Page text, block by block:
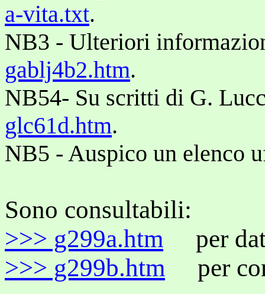
a-vita.txt.
NB3 - Ulteriori
gablj4b2.htm.
NB54- Su scritti di G.
glc61d.htm.
NB5 - Auspico un elenco
Sono consultabili:
>>> g299a.htm per
>>> g299b.htm per